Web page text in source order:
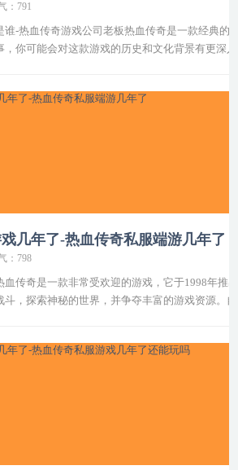
：791
谁-热血传奇游戏公司老板热血传奇是一款经典
，你可能会对这款游戏的历史和文化背景有更深
几年了-热血传奇私服端游几年了
：798
血传奇是一款非常受欢迎的游戏，它于1998年
斗，探索神秘的世界，并争夺丰富的游戏资源。